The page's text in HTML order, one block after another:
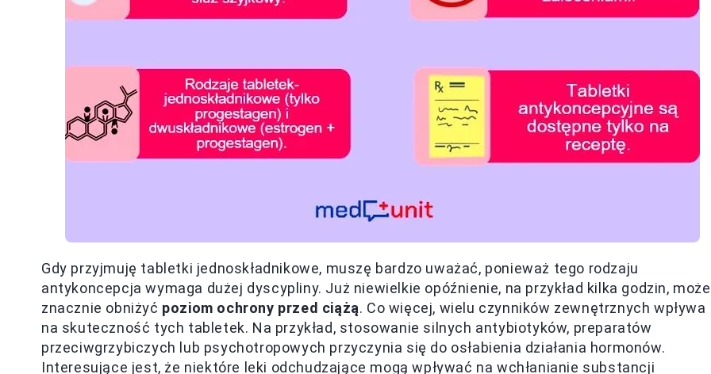
Gdy przyjmuję tabletki jednoskładnikowe, muszę bardzo uważać, ponieważ tego rodzaju
antykoncepcja wymaga dużej dyscypliny. Już niewielkie opóźnienie, na przykład kilka godzin, może
znacznie obniżyć poziom ochrony przed ciążą. Co więcej, wielu czynników zewnętrznych wpływa
na skuteczność tych tabletek. Na przykład, stosowanie silnych antybiotyków, preparatów
przeciwgrzybiczych lub psychotropowych przyczynia się do osłabienia działania hormonów.
Interesujące jest, że niektóre leki odchudzające mogą wpływać na wchłanianie substancji